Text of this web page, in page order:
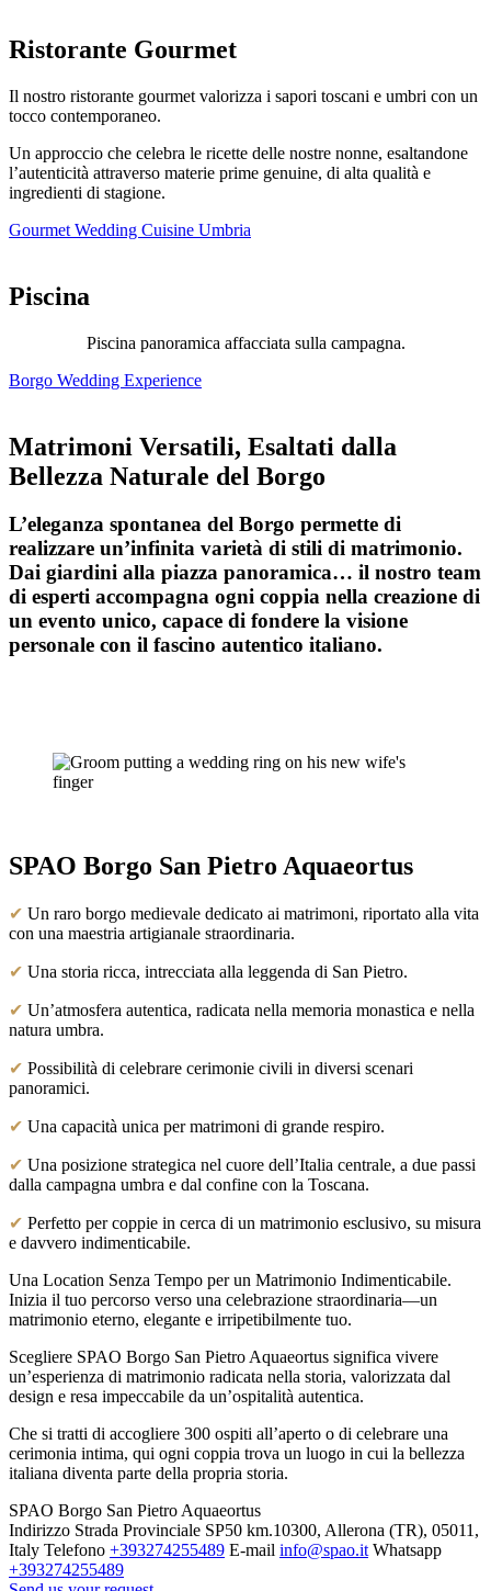
Ristorante Gourmet
Il nostro ristorante gourmet valorizza i sapori toscani e umbri con un
tocco contemporaneo.
Un approccio che celebra le ricette delle nostre nonne, esaltandone
l’autenticità attraverso materie prime genuine, di alta qualità e
ingredienti di stagione.
Gourmet Wedding Cuisine Umbria
Piscina
Piscina panoramica affacciata sulla campagna.
Borgo Wedding Experience
Matrimoni Versatili, Esaltati dalla
Bellezza Naturale del Borgo
L’eleganza spontanea del Borgo permette di
realizzare un’infinita varietà di stili di matrimonio.
Dai giardini alla piazza panoramica… il nostro team
di esperti accompagna ogni coppia nella creazione di
un evento unico, capace di fondere la visione
personale con il fascino autentico italiano.
SPAO Borgo San Pietro Aquaeortus
✔ Un raro borgo medievale dedicato ai matrimoni, riportato alla vita
con una maestria artigianale straordinaria.
✔ Una storia ricca, intrecciata alla leggenda di San Pietro.
✔ Un’atmosfera autentica, radicata nella memoria monastica e nella
natura umbra.
✔ Possibilità di celebrare cerimonie civili in diversi scenari
panoramici.
✔ Una capacità unica per matrimoni di grande respiro.
✔ Una posizione strategica nel cuore dell’Italia centrale, a due passi
dalla campagna umbra e dal confine con la Toscana.
✔ Perfetto per coppie in cerca di un matrimonio esclusivo, su misura
e davvero indimenticabile.
Una Location Senza Tempo per un Matrimonio Indimenticabile.
Inizia il tuo percorso verso una celebrazione straordinaria—un
matrimonio eterno, elegante e irripetibilmente tuo.
Scegliere SPAO Borgo San Pietro Aquaeortus significa vivere
un’esperienza di matrimonio radicata nella storia, valorizzata dal
design e resa impeccabile da un’ospitalità autentica.
Che si tratti di accogliere 300 ospiti all’aperto o di celebrare una
cerimonia intima, qui ogni coppia trova un luogo in cui la bellezza
italiana diventa parte della propria storia.
SPAO Borgo San Pietro Aquaeortus
Indirizzo Strada Provinciale SP50 km.10300, Allerona (TR), 05011,
Italy Telefono +393274255489 E-mail info@spao.it Whatsapp
+393274255489